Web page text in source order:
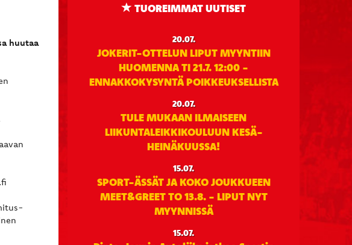
huutaa
TUOREIMMAT UUTISET
20.07.
JOKERIT-OTTELUN LIPUT MYYNTIIN
HUOMENNA TI 21.7. 12:00 -
ENNAKKOKYSYNTÄ POIKKEUKSELLISTA
20.07.
TULE MUKAAN ILMAISEEN
LIIKUNTALEIKKIKOULUUN KESÄ-
HEINÄKUUSSA!
15.07.
SPORT-ÄSSÄT JA KOKO JOUKKUEEN
MEET&GREET TO 13.8. - LIPUT NYT
MYYNNISSÄ
15.07.